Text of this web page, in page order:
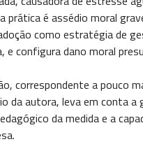
prática é assédio moral
como estratégia de
e configura dano moral
correspondente a pouco
da autora, leva em conta a
da medida e a